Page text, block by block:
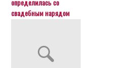
определилась со
свадебным нарядом